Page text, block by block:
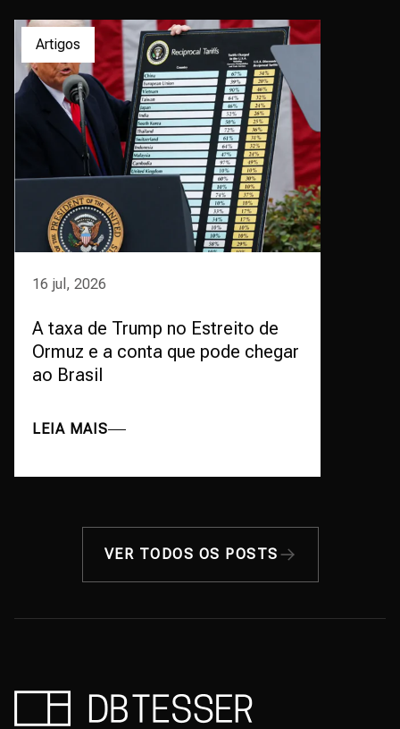
Artigos
16 jul, 2026
A taxa de Trump no Estreito de
Ormuz e a conta que pode chegar
ao Brasil
LEIA MAIS
VER TODOS OS POSTS